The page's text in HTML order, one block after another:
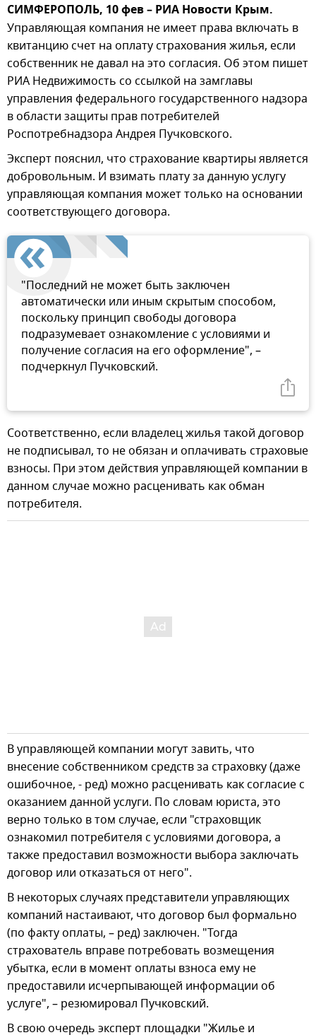
СИМФЕРОПОЛЬ, 10 фев – РИА Новости Крым.
Управляющая компания не имеет права включать в
квитанцию счет на оплату страхования жилья, если
собственник не давал на это согласия. Об этом пишет
РИА Недвижимость со ссылкой на замглавы
управления федерального государственного надзора
в области защиты прав потребителей
Роспотребнадзора Андрея Пучковского.
Эксперт пояснил, что страхование квартиры является
добровольным. И взимать плату за данную услугу
управляющая компания может только на основании
соответствующего договора.
"Последний не может быть заключен
автоматически или иным скрытым способом,
поскольку принцип свободы договора
подразумевает ознакомление с условиями и
получение согласия на его оформление", –
подчеркнул Пучковский.
Соответственно, если владелец жилья такой договор
не подписывал, то не обязан и оплачивать страховые
взносы. При этом действия управляющей компании в
данном случае можно расценивать как обман
потребителя.
В управляющей компании могут завить, что
внесение собственником средств за страховку (даже
ошибочное, - ред) можно расценивать как согласие с
оказанием данной услуги. По словам юриста, это
верно только в том случае, если "страховщик
ознакомил потребителя с условиями договора, а
также предоставил возможности выбора заключать
договор или отказаться от него".
В некоторых случаях представители управляющих
компаний настаивают, что договор был формально
(по факту оплаты, – ред) заключен. "Тогда
страхователь вправе потребовать возмещения
убытка, если в момент оплаты взноса ему не
предоставили исчерпывающей информации об
услуге", – резюмировал Пучковский.
В свою очередь эксперт площадки "Жилье и